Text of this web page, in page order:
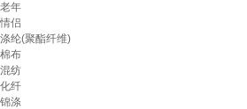
老年
情侣
涤纶(聚酯纤维)
棉布
混纺
化纤
锦涤